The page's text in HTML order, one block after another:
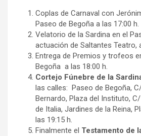
Coplas de Carnaval con
Paseo de Begoña a las 17:00 h.
Velatorio de la Sardina en el
actuación de Saltantes Teatro,
Entrega de Premios y trofeos
Begoña a las 18:00 h.
Cortejo Fúnebre de la
las calles: Paseo de Begoña,
Bernardo, Plaza del Instituto,
de Italia, Jardines de la Reina,
las 19:15 h.
Finalmente el Testamento de